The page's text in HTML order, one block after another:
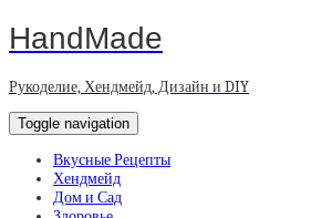
HandMade
Рукоделие, Хендмейд, Дизайн и DIY
Toggle navigation
Вкусные Рецепты
Хендмейд
Дом и Сад